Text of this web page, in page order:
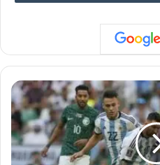
البرتغال،
سانتوس (68 عاما)، بالتشكيلة
الأولى في